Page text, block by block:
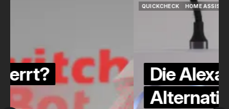
Die Alexa-
Alternative?